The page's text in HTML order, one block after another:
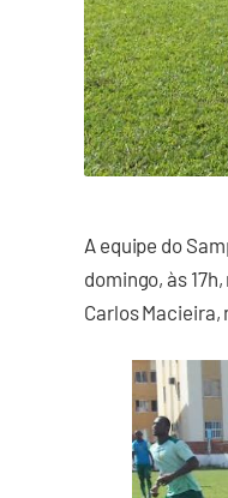
A equipe do
domingo, às
Carlos Macieira,